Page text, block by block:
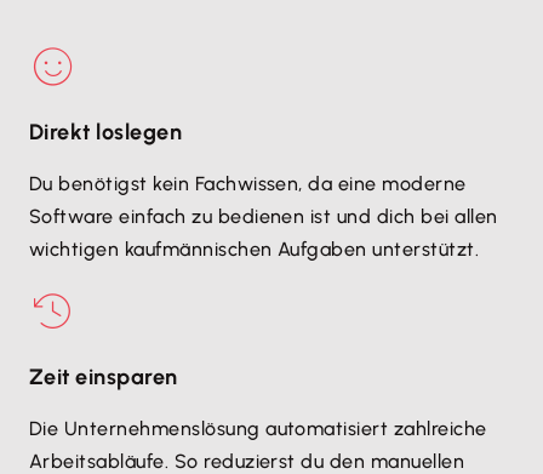
Direkt loslegen
Du benötigst kein Fachwissen, da eine moderne
Software einfach zu bedienen ist und dich bei allen
wichtigen kaufmännischen Aufgaben unterstützt.
Zeit einsparen
Die Unternehmenslösung automatisiert zahlreiche
Arbeitsabläufe. So reduzierst du den manuellen